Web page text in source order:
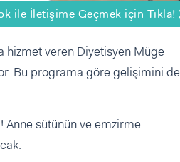
ile İletişime Geçmek için Tıkla!
hizmet veren Diyetisyen Müge
Bu programa göre gelişimini de
Anne sütünün ve emzirme